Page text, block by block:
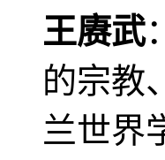
王赓武
的宗教
兰世界